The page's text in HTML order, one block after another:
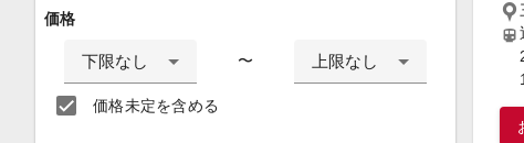
価格
下限なし 〜 上限なし
価格未定を含める